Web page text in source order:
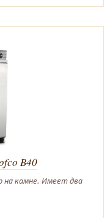
B40
на камне. Имеет два